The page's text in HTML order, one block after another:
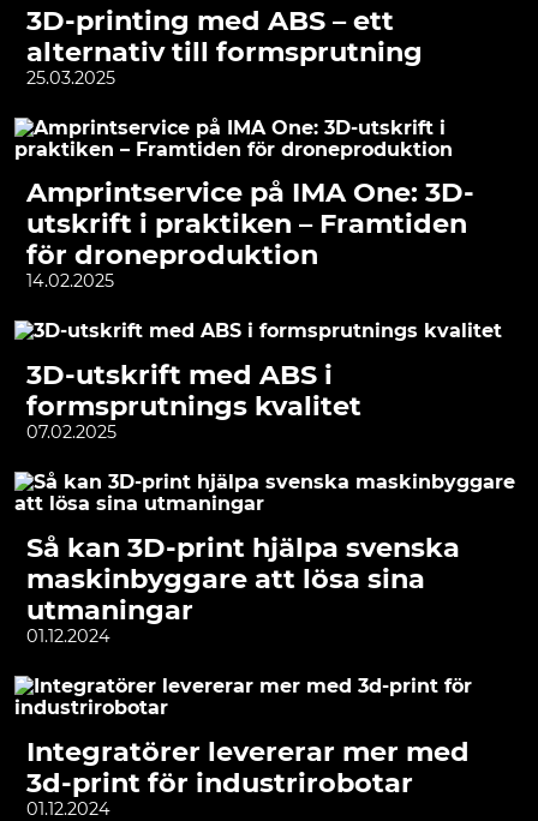
3D-printing med ABS – ett
alternativ till formsprutning
25.03.2025
Amprintservice på IMA One: 3D-
utskrift i praktiken – Framtiden
för droneproduktion
14.02.2025
3D-utskrift med ABS i
formsprutnings kvalitet
07.02.2025
Så kan 3D-print hjälpa svenska
maskinbyggare att lösa sina
utmaningar
01.12.2024
Integratörer levererar mer med
3d-print för industrirobotar
01.12.2024